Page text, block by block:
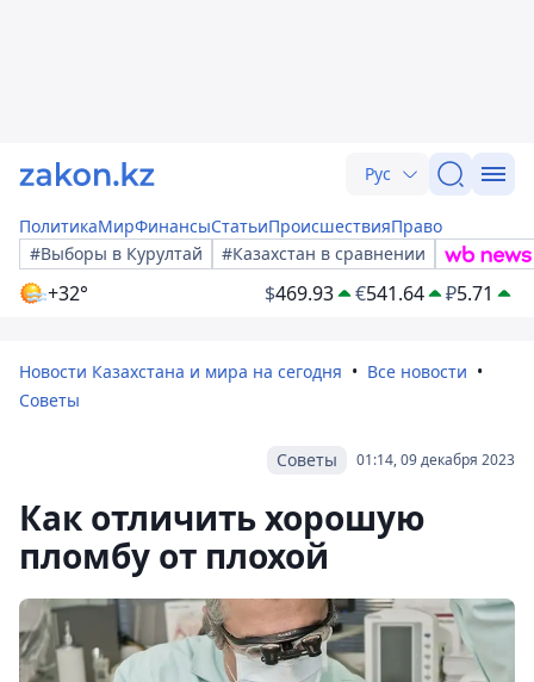
Рус
ПолитикаМирФинансыСтатьиПроисшествияПраво
#Выборы в Курултай
#Казахстан в сравнении
+32° $469.93 €541.64 ₽5.71
Новости Казахстана и мира на сегодня
Все новости
Советы
01:14, 09 декабря 2023
Советы
Как отличить хорошую
пломбу от плохой